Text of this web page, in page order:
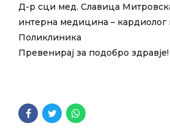
Д-р сци мед. Славица
интерна медицина – кардиолог
Поликлиника
Превенирај за подобро здравје!